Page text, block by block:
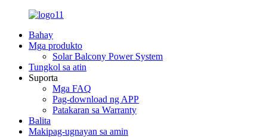
Bahay
Mga produkto
Solar Balcony Power System
Tungkol sa atin
Suporta
Mga FAQ
Pag-download ng APP
Patakaran sa Warranty
Balita
Makipag-ugnayan sa amin